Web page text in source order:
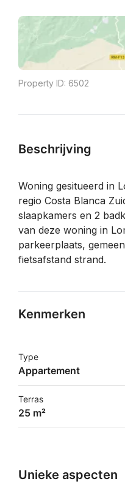
Property ID: 6502
Beschrijving
Woning gesitueerd in
regio Costa Blanca
slaapkamers en 2
van deze woning in
parkeerplaats,
fietsafstand strand.
Kenmerken
Type
Appartement
Terras
25 m²
Unieke aspecten